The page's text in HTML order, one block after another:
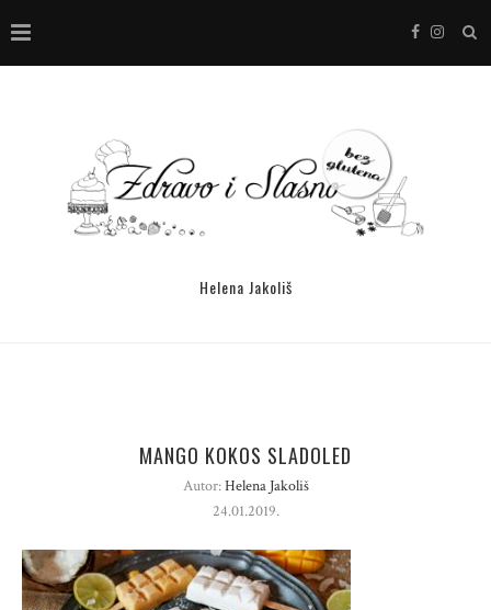
Helena Jakoliš
MANGO KOKOS SLADOLED
Autor:Helena Jakoliš
24.01.2019.